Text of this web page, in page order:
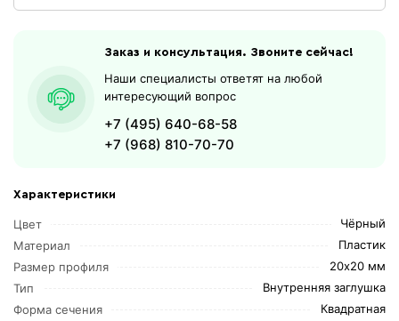
Характеристики
Цвет
Чёрный
Материал
Пластик
Размер профиля
20х20 мм
Тип
Внутренняя заглушка
Форма сечения
Квадратная
Заказ и консультация. Звоните сейчас!
Наши специалисты ответят на любой
интересующий вопрос
+7 (495) 640-68-58
+7 (968) 810-70-70